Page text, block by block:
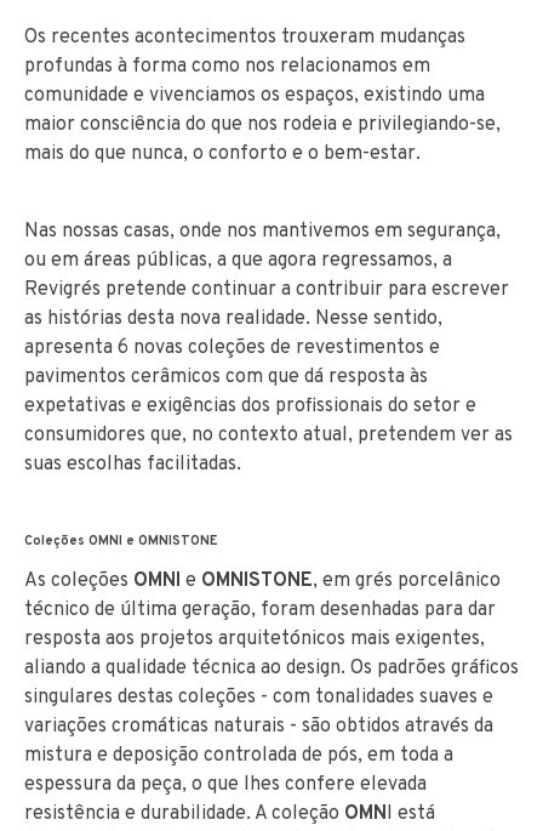
Os recentes acontecimentos trouxeram mudanças
profundas à forma como nos relacionamos em
comunidade e vivenciamos os espaços, existindo uma
maior consciência do que nos rodeia e privilegiando-se,
mais do que nunca, o conforto e o bem-estar.
Nas nossas casas, onde nos mantivemos em segurança,
ou em áreas públicas, a que agora regressamos, a
Revigrés pretende continuar a contribuir para escrever
as histórias desta nova realidade. Nesse sentido,
apresenta 6 novas coleções de revestimentos e
pavimentos cerâmicos com que dá resposta às
expetativas e exigências dos profissionais do setor e
consumidores que, no contexto atual, pretendem ver as
suas escolhas facilitadas.
Coleções OMNI e OMNISTONE
As coleções OMNI e OMNISTONE, em grés porcelânico
técnico de última geração, foram desenhadas para dar
resposta aos projetos arquitetónicos mais exigentes,
aliando a qualidade técnica ao design. Os padrões gráficos
singulares destas coleções - com tonalidades suaves e
variações cromáticas naturais - são obtidos através da
mistura e deposição controlada de pós, em toda a
espessura da peça, o que lhes confere elevada
resistência e durabilidade. A coleção OMNI está